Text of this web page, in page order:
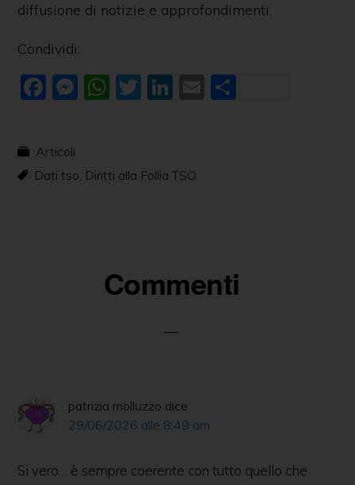
diffusione di notizie e approfondimenti.
Condividi:
F
e
b
M
e
n
W
s
A
T
er
Li
e
dI
E
Articoli
Dati tso, Diritti alla Follia TSO
Commenti
patrizia molluzzo dice
29/06/2026 alle 8:49 am
Si vero… è sempre coerente con tutto quello che